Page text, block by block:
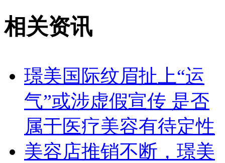
相关资讯
璟美国际纹眉扯上“运
气”或涉虚假宣传 是否
属于医疗美容有待定性
美容店推销不断，璟美